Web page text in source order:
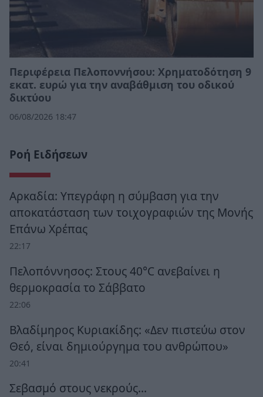
Περιφέρεια Πελοποννήσου: Χρηματοδότηση 9
εκατ. ευρώ για την αναβάθμιση του οδικού
δικτύου
06/08/2026 18:47
Ροή Ειδήσεων
Αρκαδία: Υπεγράφη η σύμβαση για την
αποκατάσταση των τοιχογραφιών της Μονής
Επάνω Χρέπας
22:17
Πελοπόννησος: Στους 40°C ανεβαίνει η
θερμοκρασία το Σάββατο
22:06
Βλαδίμηρος Κυριακίδης: «Δεν πιστεύω στον
Θεό, είναι δημιούργημα του ανθρώπου»
20:41
Σεβασμό στους νεκρούς…